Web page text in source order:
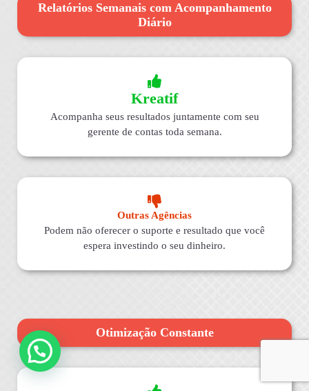
Relatórios Semanais com Acompanhamento
Diário
Kreatif
Acompanha seus resultados juntamente com seu
gerente de contas toda semana.
Outras Agências
Podem não oferecer o suporte e resultado que você
espera investindo o seu dinheiro.
Otimização Constante